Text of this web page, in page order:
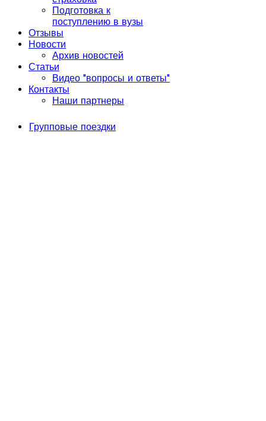
Подготовка к
поступлению в вузы
Отзывы
Новости
Архив новостей
Статьи
Видео "вопросы и ответы"
Контакты
Наши партнеры
Групповые поездки